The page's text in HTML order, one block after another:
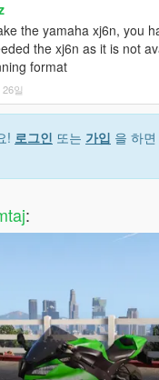
the yamaha xj6n, you
the xj6n as it is not
format
일
! 로그인 또는 가입 을 하
: